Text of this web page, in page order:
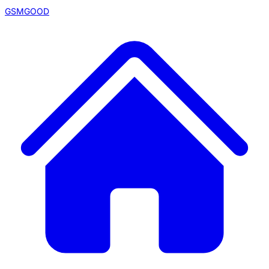
GSMGOOD